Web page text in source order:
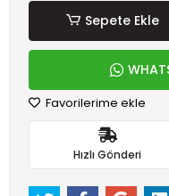
Sepete Ekle
Favorilerime ekle
Hızlı Gönderi